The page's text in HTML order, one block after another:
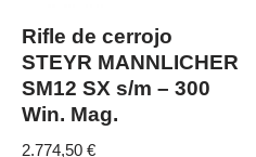
Rifle de cerrojo
STEYR MANNLICHER
SM12 SX s/m – 300
Win. Mag.
2.774,50€